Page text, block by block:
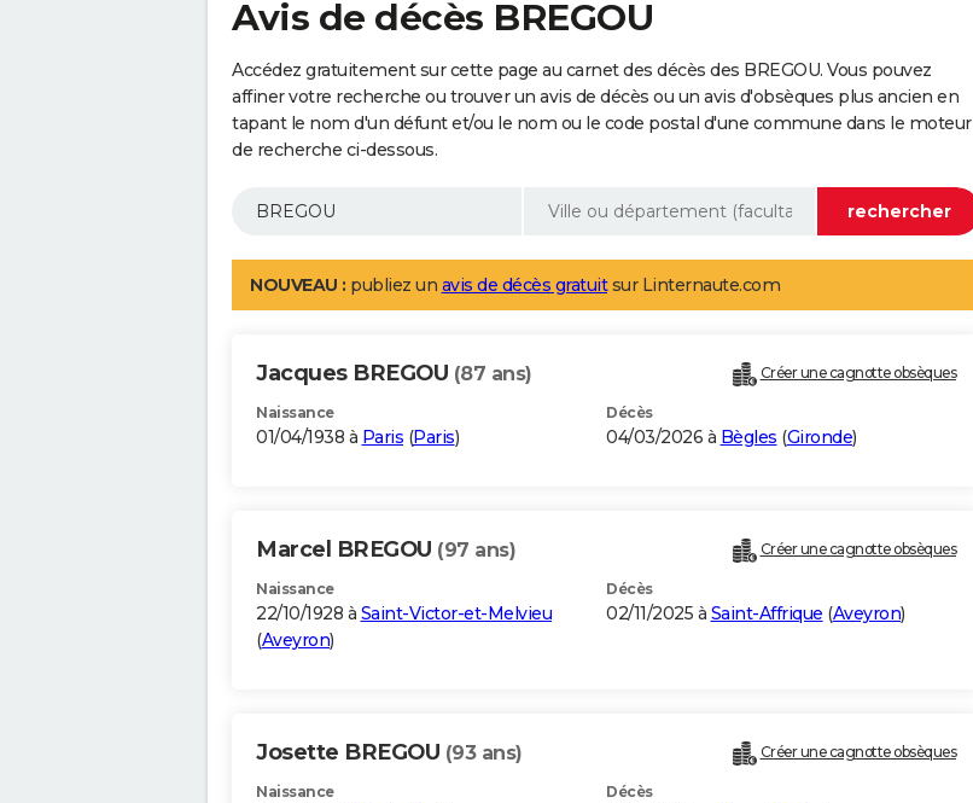
Avis de décès BREGOU
Accédez gratuitement sur cette page au carnet des décès des BREGOU. Vous pouvez
affiner votre recherche ou trouver un avis de décès ou un avis d'obsèques plus ancien en
tapant le nom d'un défunt et/ou le nom ou le code postal d'une commune dans le moteur
de recherche ci-dessous.
NOUVEAU : publiez un avis de décès gratuitsur Linternaute.com
Jacques BREGOU (87 ans) Créer une cagnotte obsèques
Naissance
01/04/1938 à Paris (Paris)
Décès
04/03/2026 à Bègles (Gironde)
Marcel BREGOU (97 ans) Créer une cagnotte obsèques
Naissance
22/10/1928 à Saint-Victor-et-Melvieu
(Aveyron)
Décès
02/11/2025 à Saint-Affrique (Aveyron)
Josette BREGOU (93 ans) Créer une cagnotte obsèques
Naissance Décès